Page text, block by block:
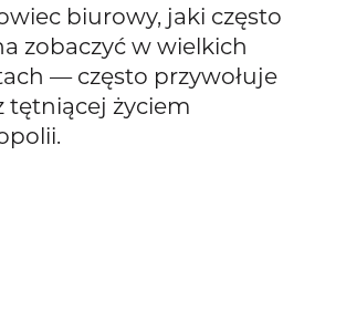
biurowy, jaki często
zobaczyć w wielkich
— często przywołuje
tętniącej życiem